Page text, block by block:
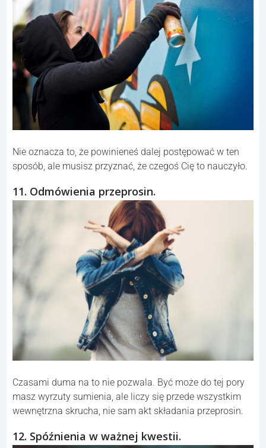
Nie oznacza to, że powinieneś dalej postępować w ten
sposób, ale musisz przyznać, że czegoś Cię to nauczyło.
11. Odmówienia przeprosin.
Czasami duma na to nie pozwala. Być może do tej pory
masz wyrzuty sumienia, ale liczy się przede wszystkim
wewnętrzna skrucha, nie sam akt składania przeprosin.
12. Spóźnienia w ważnej kwestii.